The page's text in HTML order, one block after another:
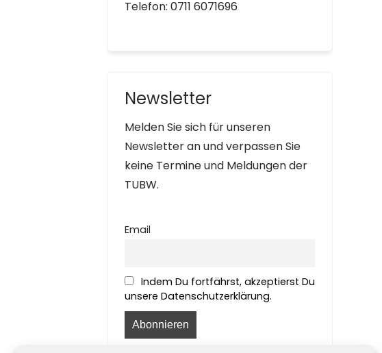
Telefon: 0711 6071696
Newsletter
Melden Sie sich für unseren
Newsletter an und verpassen Sie
keine Termine und Meldungen der
TUBW.
Email
Indem Du fortfährst, akzeptierst Du
unsere Datenschutzerklärung.